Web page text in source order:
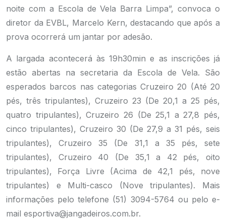
noite com a Escola de Vela Barra Limpa”, convoca o
diretor da EVBL, Marcelo Kern, destacando que após a
prova ocorrerá um jantar por adesão.
A largada acontecerá às 19h30min e as inscrições já
estão abertas na secretaria da Escola de Vela. São
esperados barcos nas categorias Cruzeiro 20 (Até 20
pés, três tripulantes), Cruzeiro 23 (De 20,1 a 25 pés,
quatro tripulantes), Cruzeiro 26 (De 25,1 a 27,8 pés,
cinco tripulantes), Cruzeiro 30 (De 27,9 a 31 pés, seis
tripulantes), Cruzeiro 35 (De 31,1 a 35 pés, sete
tripulantes), Cruzeiro 40 (De 35,1 a 42 pés, oito
tripulantes), Força Livre (Acima de 42,1 pés, nove
tripulantes) e Multi-casco (Nove tripulantes). Mais
informações pelo telefone (51) 3094-5764 ou pelo e-
mail esportiva@jangadeiros.com.br.